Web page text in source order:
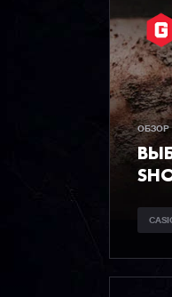
ОБЗОР